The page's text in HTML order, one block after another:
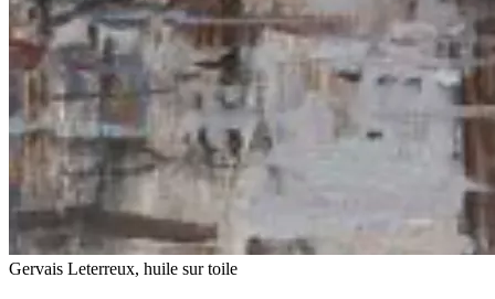
Gervais Leterreux, huile sur toile